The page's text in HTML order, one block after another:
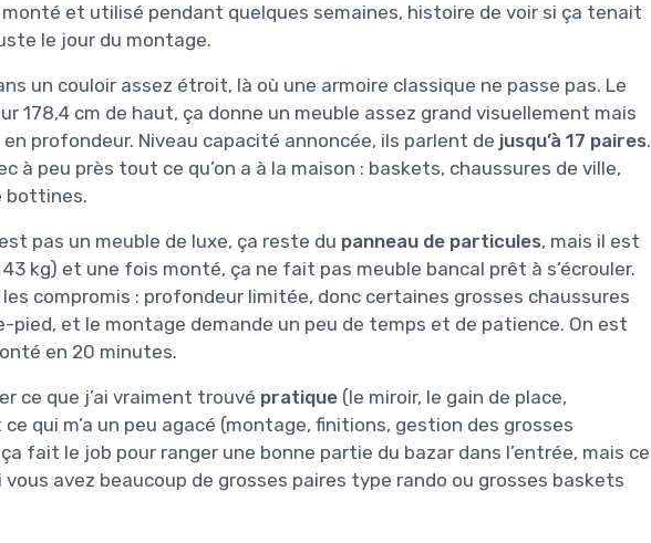
et utilisé pendant quelques semaines, histoire de voir si ça tenait
le jour du montage.
un couloir assez étroit, là où une armoire classique ne passe pas. Le
178,4 cm de haut, ça donne un meuble assez grand visuellement mais
profondeur. Niveau capacité annoncée, ils parlent de jusqu’à 17 paires.
à peu près tout ce qu’on a à la maison : baskets, chaussures de ville,
bottines.
pas un meuble de luxe, ça reste du panneau de particules, mais il est
kg) et une fois monté, ça ne fait pas meuble bancal prêt à s’écrouler.
compromis : profondeur limitée, donc certaines grosses chaussures
pied, et le montage demande un peu de temps et de patience. On est
en 20 minutes.
ce que j’ai vraiment trouvé pratique (le miroir, le gain de place,
qui m’a un peu agacé (montage, finitions, gestion des grosses
fait le job pour ranger une bonne partie du bazar dans l’entrée, mais ce
avez beaucoup de grosses paires type rando ou grosses baskets